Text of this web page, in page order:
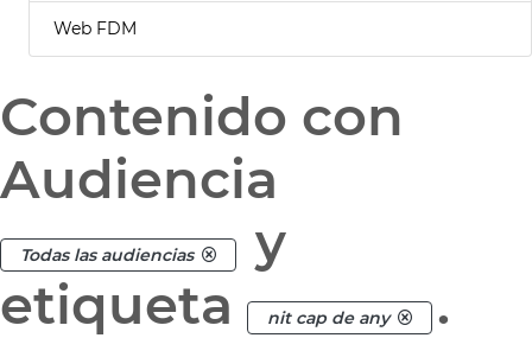
Web FDM
Contenido con
Audiencia
Todas las audiencias
y
etiqueta
nit cap de any .